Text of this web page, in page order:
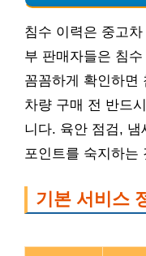
침수 이력은 중고
부 판매자들은 침
꼼꼼하게 확인하면
차량 구매 전 반드
니다. 육안 점검, 냄
포인트를 숙지하는
기본 서비스